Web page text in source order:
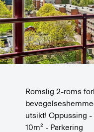
Romslig 2-roms
utsikt! Oppussing
10m² - Parkering